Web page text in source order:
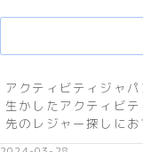
アクティビティジャ
生かしたアクティビ
先のレジャー探しにお